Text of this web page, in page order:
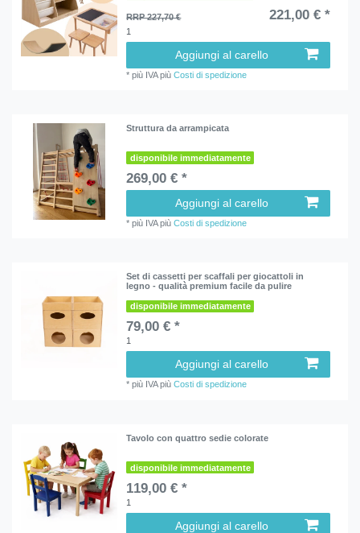
RRP 227,70 € 221,00 € *
1
Aggiungi al carello
*più IVApiùCosti di spedizione
Struttura da arrampicata
disponibile immediatamente
269,00 € *
Aggiungi al carello
*più IVApiùCosti di spedizione
Set di cassetti per scaffali per giocattoli in
legno - qualità premium facile da pulire
disponibile immediatamente
79,00 € *
1
Aggiungi al carello
*più IVApiùCosti di spedizione
Tavolo con quattro sedie colorate
disponibile immediatamente
119,00 € *
1
Aggiungi al carello